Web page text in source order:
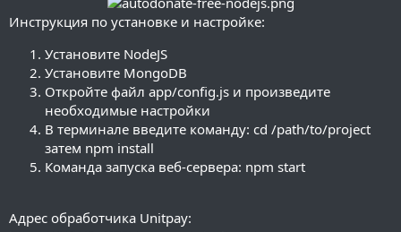
з
а
н
и
Инструкция по установке и настройке:
Установите NodeJS
Установите MongoDB
Откройте файл app/config.js и произведите
необходимые настройки
В терминале введите команду: cd /path/to/project
затем npm install
Команда запуска веб-сервера: npm start
Адрес обработчика Unitpay: